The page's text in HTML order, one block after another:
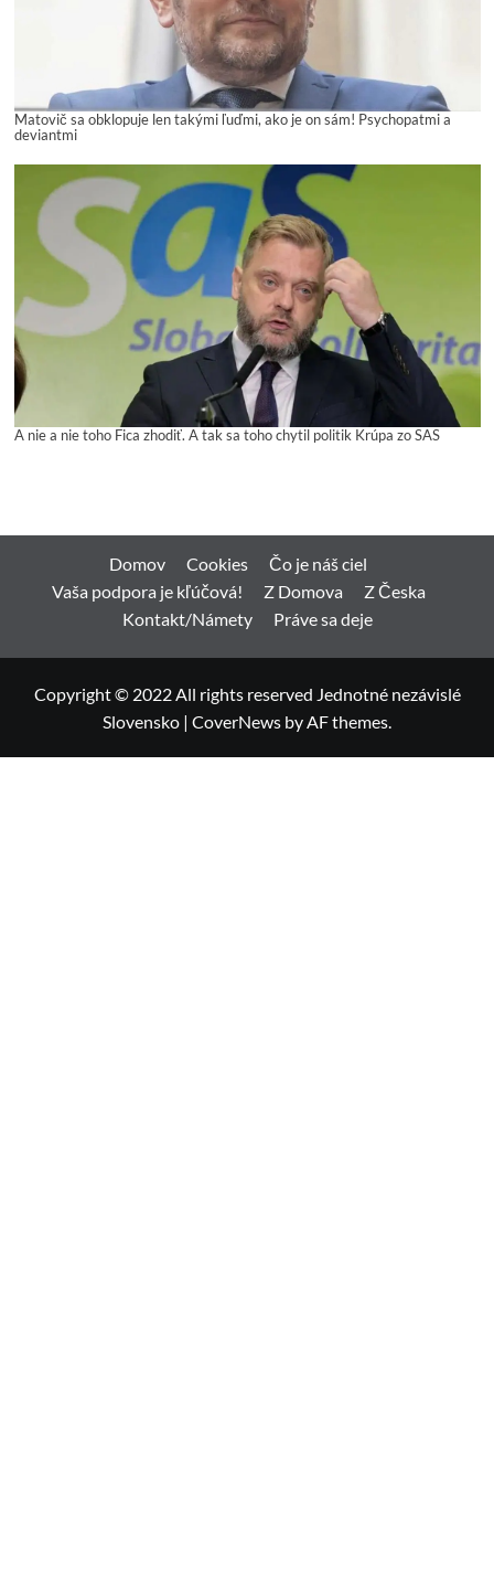
Matovič sa obklopuje len takými ľuďmi, ako je on sám! Psychopatmi a
deviantmi
A nie a nie toho Fica zhodiť. A tak sa toho chytil politik Krúpa zo SAS
Domov Cookies
Čo je náš ciel
Vaša podpora je kľúčová!
Z Domova
Z Česka
Kontakt/Námety
Práve sa deje
Copyright © 2022 All rights reserved Jednotné nezávislé
Slovensko | CoverNews by AF themes.